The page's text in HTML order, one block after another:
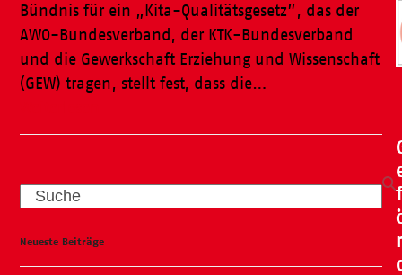
Bündnis für ein „Kita-Qualitätsgesetz”, das der
AWO-Bundesverband, der KTK-Bundesverband
und die Gewerkschaft Erziehung und Wissenschaft
(GEW) tragen, stellt fest, dass die…
Search
Neueste Beiträge
f
r